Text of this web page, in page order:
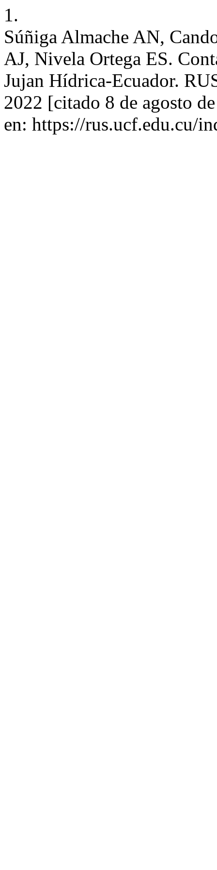
1.
Súñiga Almache AN,
AJ, Nivela Ortega ES.
Jujan Hídrica-Ecuador.
2022 [citado 8 de agosto
en: https://rus.ucf.edu.cu/